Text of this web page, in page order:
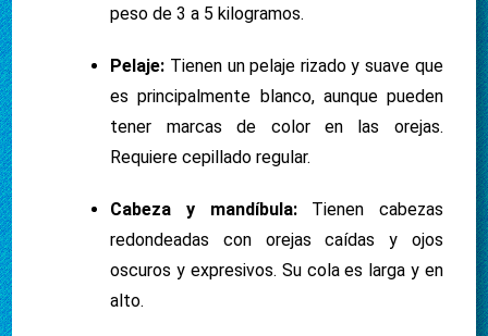
peso de 3 a 5 kilogramos.
Pelaje: Tienen un pelaje rizado y suave que
es principalmente blanco, aunque pueden
tener marcas de color en las orejas.
Requiere cepillado regular.
Cabeza y mandíbula:Tienen cabezas
redondeadas con orejas caídas y ojos
oscuros y expresivos. Su cola es larga y en
alto.